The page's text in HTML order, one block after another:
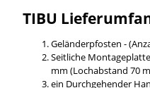
TIBU
Geländerpfosten -
Seitliche
mm (Lochabstand 70
ein Durchgehender